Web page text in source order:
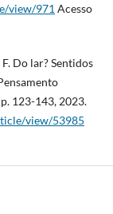
view/971 Acesso
F. Do lar? Sentidos
123-143, 2023.
view/53985